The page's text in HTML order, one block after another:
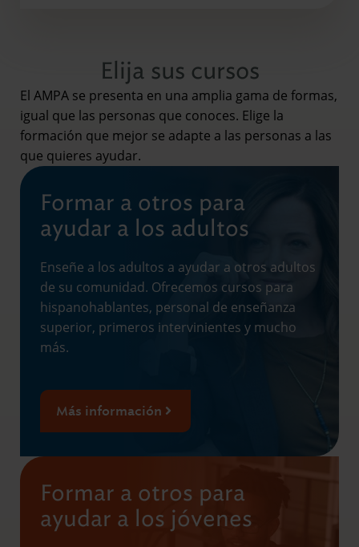
Elija sus cursos
El AMPA se presenta en una amplia gama de formas,
igual que las personas que conoces. Elige la
formación que mejor se adapte a las personas a las
que quieres ayudar.
Formar a otros para
ayudar a los adultos
Enseñe a los adultos a ayudar a otros adultos
de su comunidad. Ofrecemos cursos para
hispanohablantes, personal de enseñanza
superior, primeros intervinientes y mucho
más.
Más información
Formar a otros para
ayudar a los jóvenes